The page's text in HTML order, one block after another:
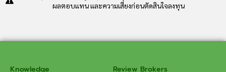
ผลตอบแทน และความเสี่ยงก่อนตัดสินใจลงทุน
Knowledge Review Brokers